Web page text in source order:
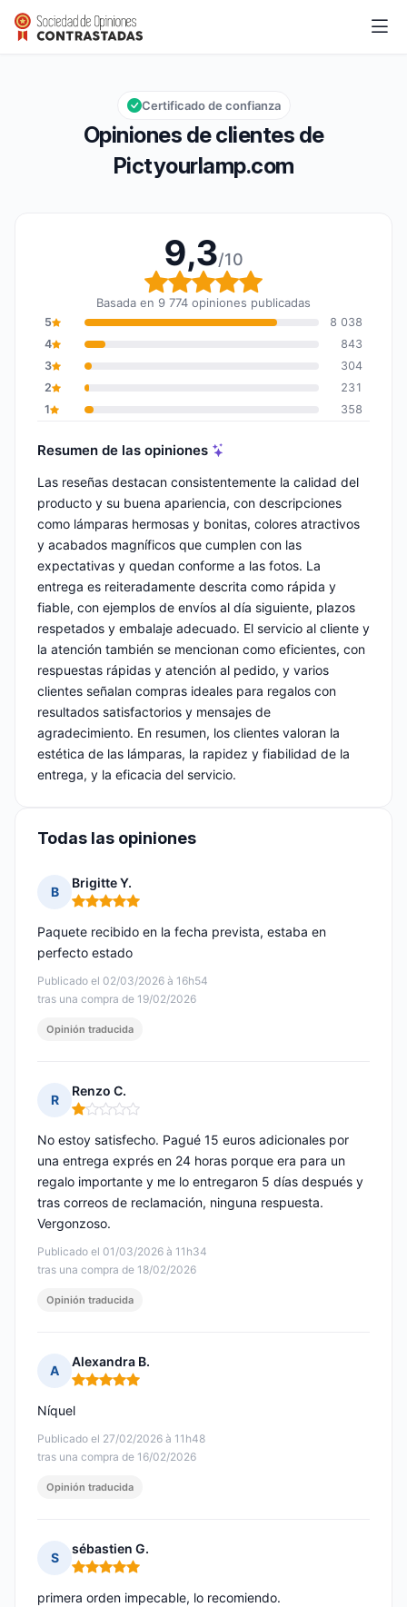
Pictyourlamp.com
Calificación global: 9,3 de 10
9,3/10
Opiniones de clientes de
Pictyourlamp.com
Certificado de confianza
9,3/10
Calificación global: 9,3
Basada en 9 774 opiniones publicadas
5
8 038
4
843
3
304
2
231
1
358
Resumen de las opiniones
Las reseñas destacan consistentemente la calidad del
producto y su buena apariencia, con descripciones
como lámparas hermosas y bonitas, colores atractivos
y acabados magníficos que cumplen con las
expectativas y quedan conforme a las fotos. La
entrega es reiteradamente descrita como rápida y
fiable, con ejemplos de envíos al día siguiente, plazos
respetados y embalaje adecuado. El servicio al cliente y
la atención también se mencionan como eficientes, con
respuestas rápidas y atención al pedido, y varios
clientes señalan compras ideales para regalos con
resultados satisfactorios y mensajes de
agradecimiento. En resumen, los clientes valoran la
estética de las lámparas, la rapidez y fiabilidad de la
entrega, y la eficacia del servicio.
Todas las opiniones
B
Brigitte Y.
Nota: 5 de 5
Publicado el 02/03/2026 à 16h54
tras una compra de 19/02/2026
Paquete recibido en la fecha prevista, estaba en
perfecto estado
Opinión traducida
R
Renzo C.
Nota: 1 de 5
Publicado el 01/03/2026 à 11h34
tras una compra de 18/02/2026
No estoy satisfecho. Pagué 15 euros adicionales por
una entrega exprés en 24 horas porque era para un
regalo importante y me lo entregaron 5 días después y
tras correos de reclamación, ninguna respuesta.
Vergonzoso.
Opinión traducida
A
Alexandra B.
Nota: 5 de 5
Publicado el 27/02/2026 à 11h48
tras una compra de 16/02/2026
Níquel
Opinión traducida
S
sébastien G.
Nota: 5 de 5
primera orden impecable, lo recomiendo.